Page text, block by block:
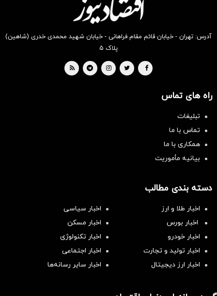
آدرس: تهران - خیابان قائم مقام فراهانی - خیابان شهید محمدی خدری (شاهین)
پلاک ۵
راه های تماس
تبلیغات
تماس با ما
همکاری با ما
بیانیه مأموریت
دسته بندی مطالب
اخبار طلا و ارز
اخبار سیاسی
اخبار بورس
اخبار مسکن
اخبار خودرو
اخبار تکنولوژی
اخبار تولید و تجارت
اخبار اجتماعی
اخبار ارز دیجیتال
اخبار سایر رسانه‌‌ها